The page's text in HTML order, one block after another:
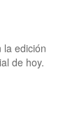
edición
de hoy.